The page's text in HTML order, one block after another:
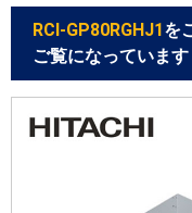
RCI-GP80RGHJ1 を
ご覧になっています